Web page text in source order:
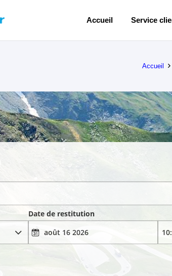
Accueil Service
Accueil
Date de restitution